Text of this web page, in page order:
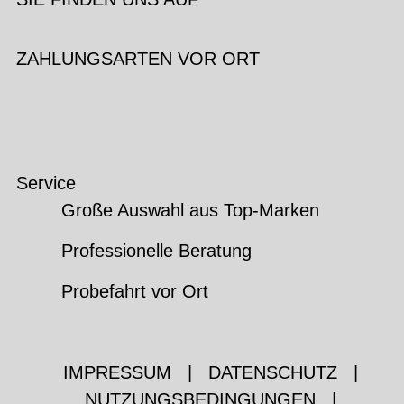
ZAHLUNGSARTEN VOR ORT
Service
Große Auswahl aus Top-Marken
Professionelle Beratung
Probefahrt vor Ort
IMPRESSUM DATENSCHUTZ
NUTZUNGSBEDINGUNGEN